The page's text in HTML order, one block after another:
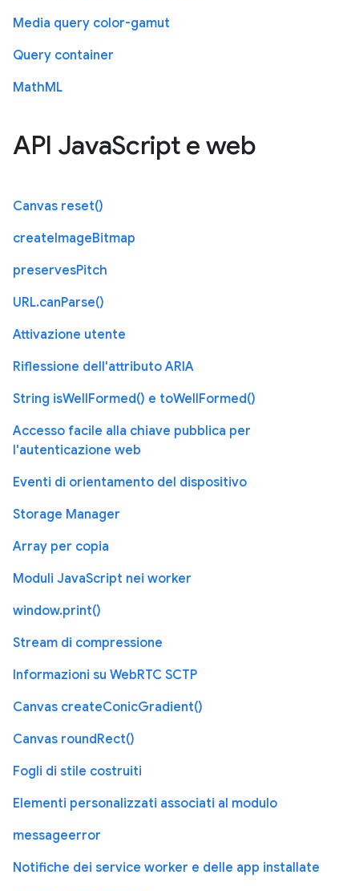
Media query color-gamut
Query container
MathML
API JavaScript e web
Canvas reset()
createImageBitmap
preservesPitch
URL.canParse()
Attivazione utente
Riflessione dell'attributo ARIA
String isWellFormed() e toWellFormed()
Accesso facile alla chiave pubblica per
l'autenticazione web
Eventi di orientamento del dispositivo
Storage Manager
Array per copia
Moduli JavaScript nei worker
window.print()
Stream di compressione
Informazioni su WebRTC SCTP
Canvas createConicGradient()
Canvas roundRect()
Fogli di stile costruiti
Elementi personalizzati associati al modulo
messageerror
Notifiche dei service worker e delle app installate